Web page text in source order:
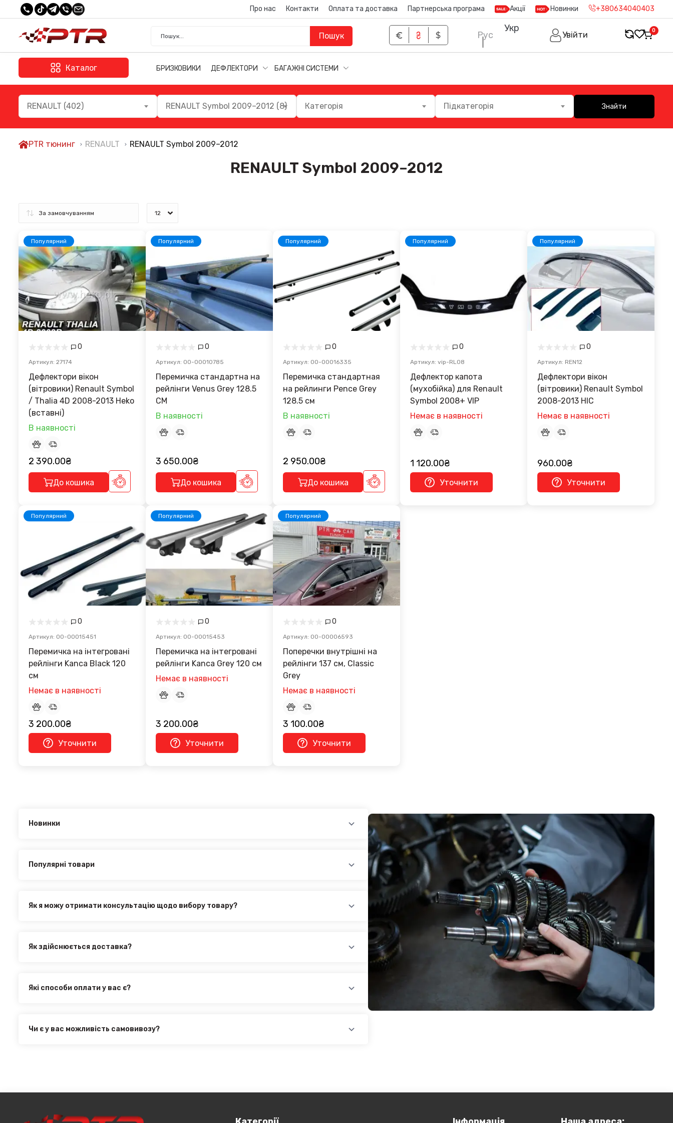
Про нас Контакти Оплата та доставка Партнерська програма Акції Новинки +380634040403
Пошук Рус
Укр
Увійти 0
Каталог БРИЗКОВИКИ ДЕФЛЕКТОРИ БАГАЖНІ СИСТЕМИ
RENAULT (402) RENAULT Symbol 2009–2012 (8) Категорія Підкатегорія Знайти
PTR тюнинг RENAULT RENAULT Symbol 2009–2012
RENAULT Symbol 2009–2012
Популярний
0
Артикул: 27174
Дефлектори вікон
(вітровики) Renault Symbol
/ Thalia 4D 2008-2013 Heko
(вставні)
В наявності
2 390.00₴
До кошика
Популярний
0
Артикул: 00-00010785
Перемичка стандартна на
рейлінги Venus Grey 128.5
CM
В наявності
3 650.00₴
До кошика
Популярний
0
Артикул: 00-00016335
Перемичка стандартная
на рейлинги Pence Grey
128.5 см
В наявності
2 950.00₴
До кошика
Популярний
0
Артикул: vip-RL08
Дефлектор капота
(мухобійка) для Renault
Symbol 2008+ VIP
Немає в наявності
1 120.00₴
Уточнити
Популярний
0
Артикул: REN12
Дефлектори вікон
(вітровики) Renault Symbol
2008-2013 HIC
Немає в наявності
960.00₴
Уточнити
Популярний
0
Артикул: 00-00015451
Перемичка на інтегровані
рейлінги Kanca Black 120
см
Немає в наявності
3 200.00₴
Уточнити
Популярний
0
Артикул: 00-00015453
Перемичка на інтегровані
рейлінги Kanca Grey 120 см
Немає в наявності
3 200.00₴
Уточнити
Популярний
0
Артикул: 00-00006593
Поперечки внутрішні на
рейлінги 137 см, Classic
Grey
Немає в наявності
3 100.00₴
Уточнити
Новинки
390.00₴
Популярні товари
390.00₴
Як я можу отримати консультацію щодо вибору товару?
Як здійснюється доставка?
Нова Пошта (термін доставки 1 - 3 дні)
Укр. Пошта (термін доставки 1 - 3 дні за повною передоплатою) для великогабаритного
при мінімальній сумі замовлення від 3000 грн. Дана пропозиція не поширюється на
Які способи оплати у вас є?
Чи є у вас можливість самовивозу?